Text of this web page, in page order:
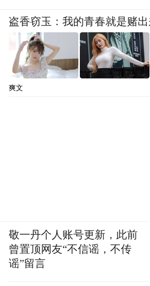
盗香窃玉：我的青春就是赌
爽文
敬一丹个人账号更新，此前
曾置顶网友“不信谣，不传
谣”留言